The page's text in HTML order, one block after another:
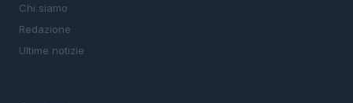
Chi siamo
Redazione
Ultime notizie